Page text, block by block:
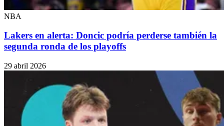
NBA
Lakers en alerta: Doncic podría perderse también la
segunda ronda de los playoffs
29 abril 2026